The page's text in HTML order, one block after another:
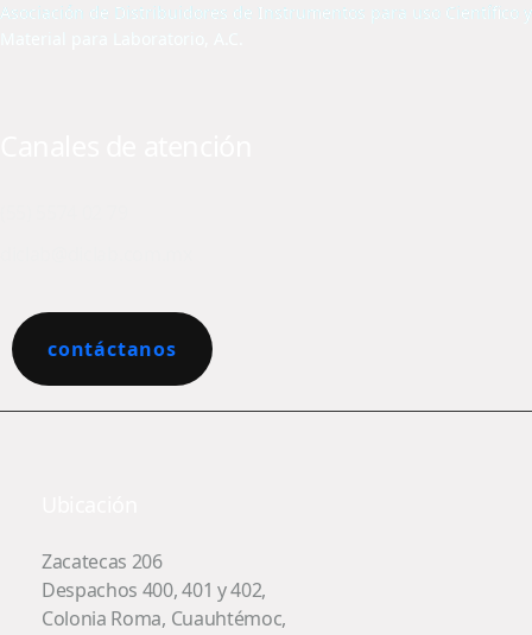
Asociación de Distribuidores de Instrumentos para uso Científico y
contáctanos
Zacatecas 206
Despachos 400, 401 y 402,
Colonia Roma, Cuauhtémoc,